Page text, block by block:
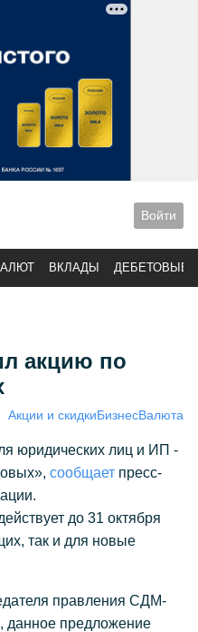
Войти
ВКЛАДЫ ДЕБЕТОВЫЕ
акцию по
Акции и скидкиБизнесВалюта
юридических лиц и ИП -
сообщает пресс-
до 31 октября
так и для новые
правления СДМ-
данное предложение